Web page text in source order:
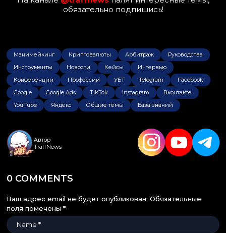
обязательно подпишись!
Манимейкинг Криптовалюты Арбитраж
Руководства
Инструменты
Новости Кейсы
Интервью
Конференции
Профессии УБТ Telegram
Facebook
Google
Google Ads TikTok Instagram
Вконтакте
YouTube
Яндекс Общие темы База знаний
Автор
TraffNews
0 COMMENTS
Ваш адрес email не будет опубликован. Обязательные
поля помечены *